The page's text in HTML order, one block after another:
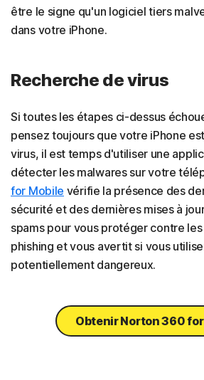
être le signe qu'un logiciel tiers
dans votre iPhone.
Recherche de virus
Si toutes les étapes ci-dessus
pensez toujours que votre iPhone
virus, il est temps d'utiliser une
détecter les malwares sur votre
for Mobile vérifie la présence des
sécurité et des dernières mises à
spams pour vous protéger contre
phishing et vous avertit si vous
potentiellement dangereux.
Obtenir Norton 360